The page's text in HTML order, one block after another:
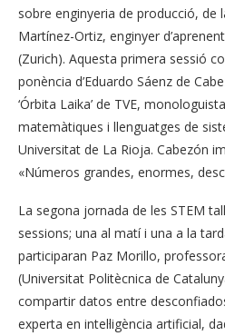
sobre enginyeria de producció, de
Martínez-Ortiz, enginyer
(Zurich). Aquesta primera sessió
ponència d’Eduardo Sáenz de
‘Órbita Laika’ de TVE,
matemàtiques i llenguatges de
Universitat de La Rioja. Cabezón
«Números grandes, enormes,
La segona jornada de les STEM
sessions; una al matí i una a la
participaran Paz Morillo,
(Universitat Politècnica de
compartir datos entre
experta en intel·ligència artificial,